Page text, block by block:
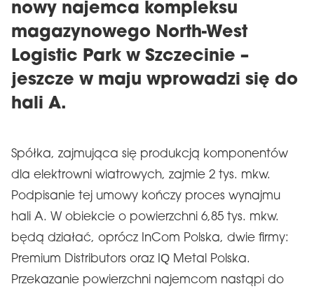
nowy najemca kompleksu
magazynowego North-West
Logistic Park w Szczecinie –
jeszcze w maju wprowadzi się do
hali A.
Spółka, zajmująca się produkcją komponentów
dla elektrowni wiatrowych, zajmie 2 tys. mkw.
Podpisanie tej umowy kończy proces wynajmu
hali A. W obiekcie o powierzchni 6,85 tys. mkw.
będą działać, oprócz InCom Polska, dwie firmy:
Premium Distributors oraz IQ Metal Polska.
Przekazanie powierzchni najemcom nastąpi do